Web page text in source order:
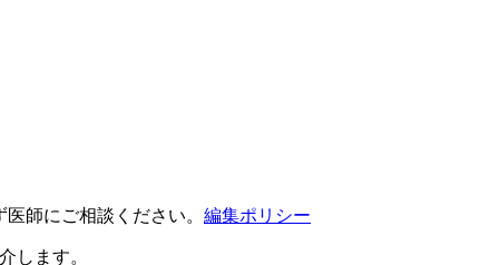
師にご相談ください。 編集ポリシー
します。